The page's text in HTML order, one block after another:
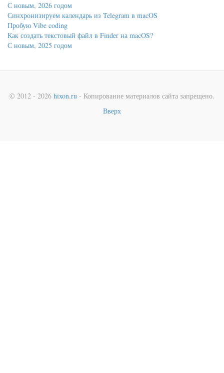
С новым, 2026 годом
Синхронизируем календарь из Telegram в macOS
Пробую Vibe coding
Как создать текстовый файл в Finder на macOS?
С новым, 2025 годом
© 2012 - 2026 hixon.ru - Копирование материалов сайта запрещено.
Вверх